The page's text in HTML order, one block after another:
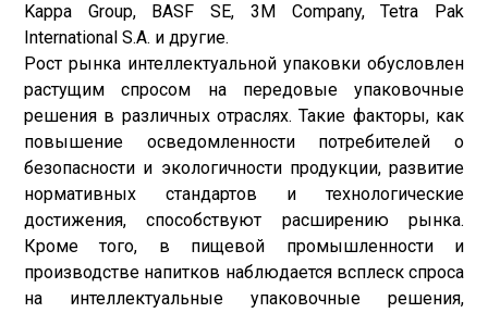
Kappa Group, BASF SE, 3M Company, Tetra Pak
International S.A. и другие.
Рост рынка интеллектуальной упаковки обусловлен
растущим спросом на передовые упаковочные
решения в различных отраслях. Такие факторы, как
повышение осведомленности потребителей о
безопасности и экологичности продукции, развитие
нормативных стандартов и технологические
достижения, способствуют расширению рынка.
Кроме того, в пищевой промышленности и
производстве напитков наблюдается всплеск спроса
на интеллектуальные упаковочные решения,